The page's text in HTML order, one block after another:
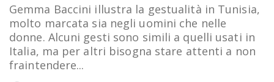
Gemma Baccini illustra la gestualità in Tunisia,
molto marcata sia negli uomini che nelle
donne. Alcuni gesti sono simili a quelli usati in
Italia, ma per altri bisogna stare attenti a non
fraintendere...